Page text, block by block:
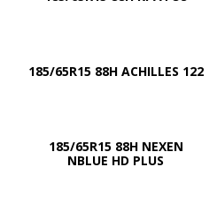
185/65R15 88H ACHILLES 122
185/65R15 88H NEXEN
NBLUE HD PLUS